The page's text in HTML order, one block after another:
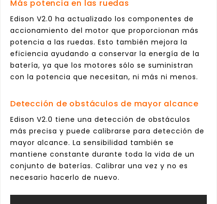
Más potencia en las ruedas
Edison V2.0 ha actualizado los componentes de
accionamiento del motor que proporcionan más
potencia a las ruedas. Esto también mejora la
eficiencia ayudando a conservar la energía de la
batería, ya que los motores sólo se suministran
con la potencia que necesitan, ni más ni menos.
Detección de obstáculos de mayor alcance
Edison V2.0 tiene una detección de obstáculos
más precisa y puede calibrarse para detección de
mayor alcance. La sensibilidad también se
mantiene constante durante toda la vida de un
conjunto de baterías. Calibrar una vez y no es
necesario hacerlo de nuevo.